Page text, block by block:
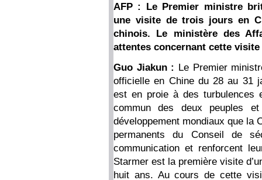
AFP : Le Premier ministre
une visite de trois jours en
chinois. Le ministère des
attentes concernant cette visite
Guo Jiakun : Le Premier
officielle en Chine du 28 au 31
est en proie à des turbulences
commun des deux peuples
développement mondiaux que la
permanents du Conseil de
communication et renforcent
Starmer est la première visite
huit ans. Au cours de cette